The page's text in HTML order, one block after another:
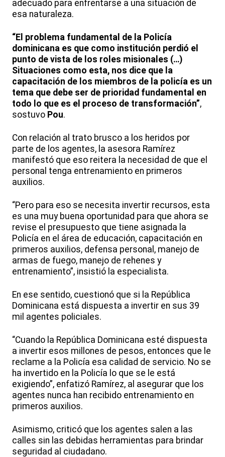
adecuado para enfrentarse a una situación de
esa naturaleza.
“El problema fundamental de la Policía
dominicana es que como institución perdió el
punto de vista de los roles misionales (…)
Situaciones como esta, nos dice que la
capacitación de los miembros de la policía es un
tema que debe ser de prioridad fundamental en
todo lo que es el proceso de transformación”,
sostuvo Pou.
Con relación al trato brusco a los heridos por
parte de los agentes, la asesora Ramírez
manifestó que eso reitera la necesidad de que el
personal tenga entrenamiento en primeros
auxilios.
“Pero para eso se necesita invertir recursos, esta
es una muy buena oportunidad para que ahora se
revise el presupuesto que tiene asignada la
Policía en el área de educación, capacitación en
primeros auxilios, defensa personal, manejo de
armas de fuego, manejo de rehenes y
entrenamiento”, insistió la especialista.
En ese sentido, cuestionó que si la República
Dominicana está dispuesta a invertir en sus 39
mil agentes policiales.
“Cuando la República Dominicana esté dispuesta
a invertir esos millones de pesos, entonces que le
reclame a la Policía esa calidad de servicio. No se
ha invertido en la Policía lo que se le está
exigiendo”, enfatizó Ramírez, al asegurar que los
agentes nunca han recibido entrenamiento en
primeros auxilios.
Asimismo, criticó que los agentes salen a las
calles sin las debidas herramientas para brindar
seguridad al ciudadano.